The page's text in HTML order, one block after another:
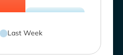
Last Week